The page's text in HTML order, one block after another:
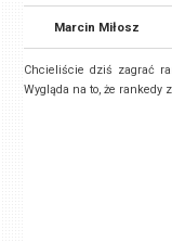
Marcin Miłosz
Chcieliście dziś zagrać
Wygląda na to, że rankedy